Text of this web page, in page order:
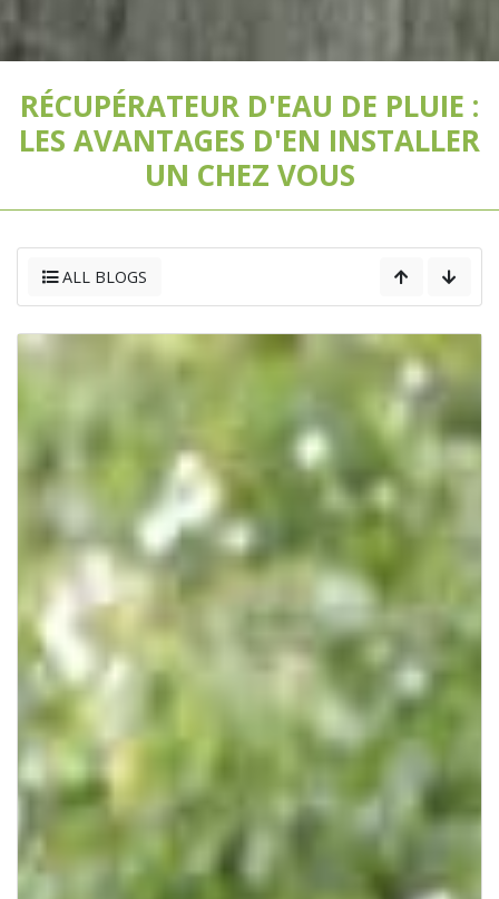
RÉCUPÉRATEUR D'EAU DE PLUIE :
LES AVANTAGES D'EN INSTALLER
UN CHEZ VOUS
ALL BLOGS